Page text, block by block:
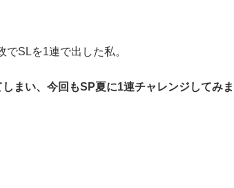
でSLを1連で出した私。
まい、今回もSP夏に1連チャレンジしてみま